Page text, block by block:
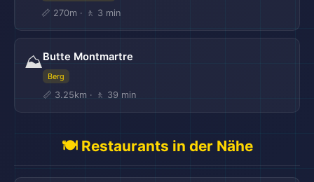
📏 270m · 🚶 3 min
⛰️Butte Montmartre
Berg
📏 3.25km · 🚶 39 min
🍽️ Restaurants in der Nähe